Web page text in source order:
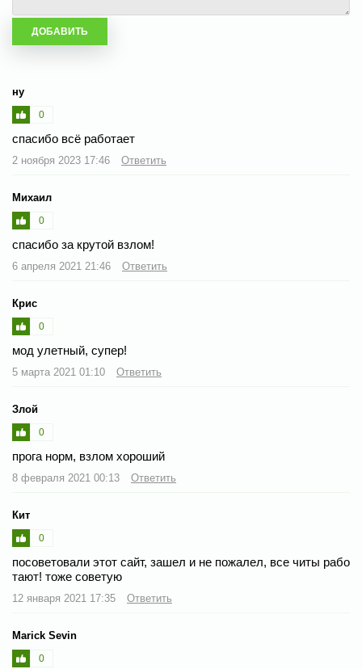
ну
0
спасибо всё работает
2 ноября 2023 17:46 Ответить
Михаил
0
спасибо за крутой взлом!
6 апреля 2021 21:46 Ответить
Крис
0
мод улетный, супер!
5 марта 2021 01:10 Ответить
Злой
0
прога норм, взлом хороший
8 февраля 2021 00:13 Ответить
Кит
0
посоветовали этот сайт, зашел и не пожалел, все читы рабо
тают! тоже советую
12 января 2021 17:35 Ответить
Marick Sevin
0